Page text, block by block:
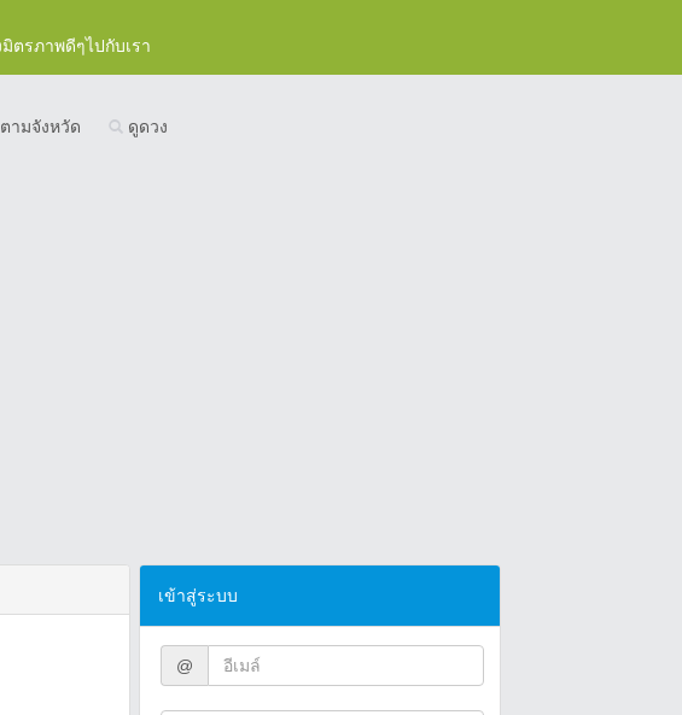
ตรภาพดีๆไปกับเรา
ามจังหวัด ดูดวง
เข้าสู่ระบบ
@